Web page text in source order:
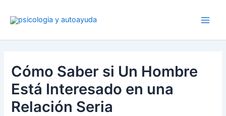
Cómo Saber si Un Hombre
Está Interesado en una
Relación Seria